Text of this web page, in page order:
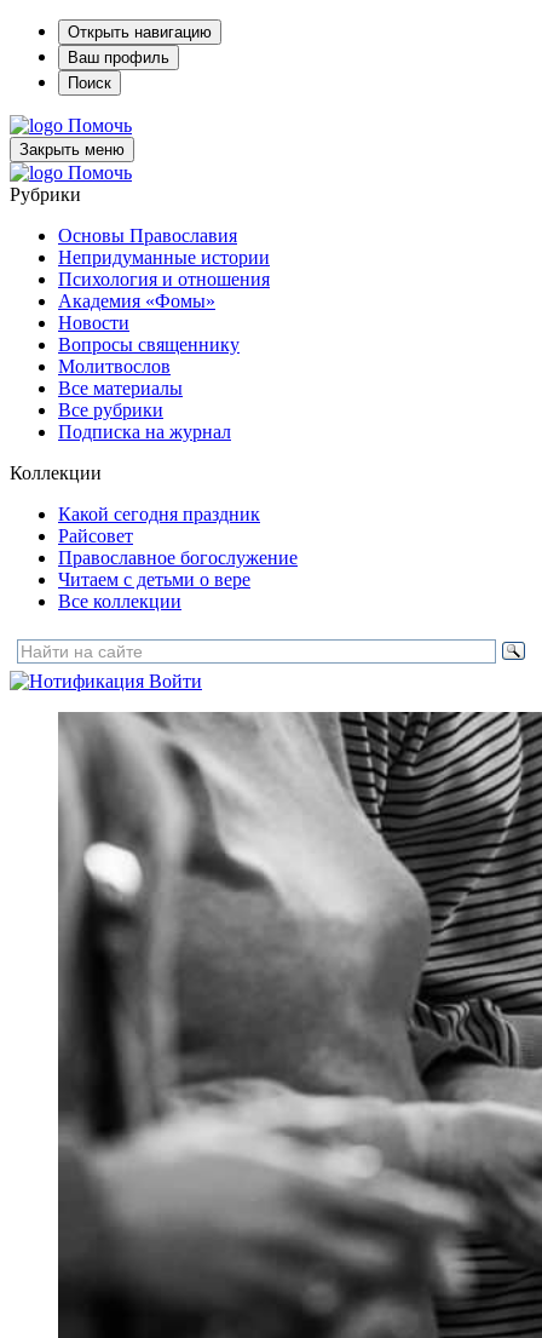
Открыть навигацию
Ваш профиль
Поиск
Помочь
Закрыть меню
Помочь
Рубрики
Основы Православия
Непридуманные истории
Психология и отношения
Академия «Фомы»
Новости
Вопросы священнику
Молитвослов
Все материалы
Все рубрики
Подписка на журнал
Коллекции
Какой сегодня праздник
Райсовет
Православное богослужение
Читаем с детьми о вере
Все коллекции
Войти